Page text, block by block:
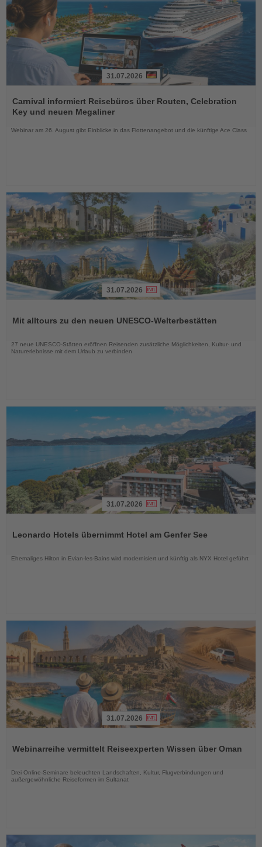
Sie
die
Nachrichten
31.07.2026
Carnival informiert Reisebüros über Routen, Celebration
Key und neuen Megaliner
Webinar am 26. August gibt Einblicke in das Flottenangebot und die künftige Ace Class
die
31.07.2026
Mit alltours zu den neuen UNESCO-Welterbestätten
27 neue UNESCO-Stätten eröffnen Reisenden zusätzliche Möglichkeiten, Kultur- und
Naturerlebnisse mit dem Urlaub zu verbinden
die
31.07.2026
Leonardo Hotels übernimmt Hotel am Genfer See
Ehemaliges Hilton in Evian-les-Bains wird modernisiert und künftig als NYX Hotel geführt
die
31.07.2026
Webinarreihe vermittelt Reiseexperten Wissen über Oman
Drei Online-Seminare beleuchten Landschaften, Kultur, Flugverbindungen und
außergewöhnliche Reiseformen im Sultanat